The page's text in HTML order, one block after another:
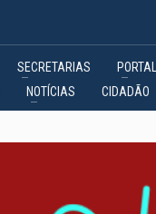
SECRETARIAS
NOTÍCIAS CIDADÃO